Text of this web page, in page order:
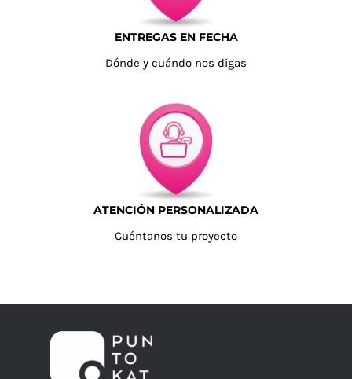
ENTREGAS EN FECHA
Dónde y cuándo nos digas
ATENCIÓN PERSONALIZADA
Cuéntanos tu proyecto